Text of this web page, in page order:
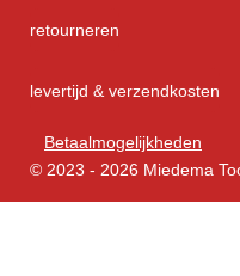
retourneren
levertijd & verzendkosten
Betaalmogelijkheden
© 2023 - 2026 Miedema